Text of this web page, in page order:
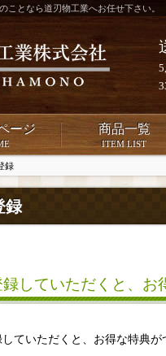
ことなら道刃物工業へお任せ下さい。
ージ 商品一覧
ITEM LIST
録
録
していただくと、お
ていただくと、お得な特典が